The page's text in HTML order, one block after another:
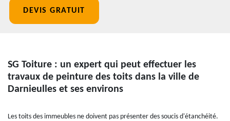
DEVIS GRATUIT
SG Toiture : un expert qui peut effectuer les
travaux de peinture des toits dans la ville de
Darnieulles et ses environs
Les toits des immeubles ne doivent pas présenter des soucis d'étanchéité.